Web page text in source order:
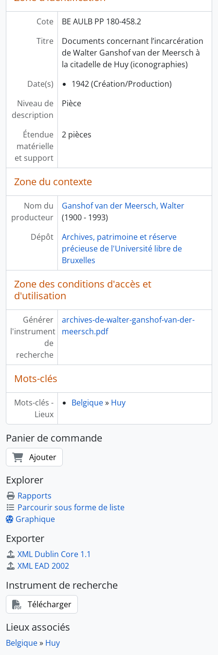
VI. Documents photographiques liés aux activités universitaires, académiques et judiciaires
VII. Fonctions honorifiques, nominations, reconnaissances de statuts, distinctions et médailles
IX. Dossiers retrouvés dans le bureau de Walter Ganshof van der Meersch en vue de la rédaction de ses mémoires
X. Correspondance générale
XI. Addendum
Cote
BE AULB PP 180-458.2
Titre
Documents concernant l’incarcération
de Walter Ganshof van der Meersch à
la citadelle de Huy (iconographies)
Date(s)
1942 (Création/Production)
Niveau de
description
Pièce
Étendue
matérielle
et support
2 pièces
Zone du contexte
Nom du
producteur
Ganshof van der Meersch, Walter
(1900 - 1993)
Dépôt
Archives, patrimoine et réserve
précieuse de l'Université libre de
Bruxelles
Zone des conditions d'accès et
d'utilisation
Générer
l'instrument
de
recherche
archives-de-walter-ganshof-van-der-
meersch.pdf
Mots-clés
Mots-clés -
Lieux
Belgique» Huy
Panier de commande
Ajouter
Explorer
Rapports
Parcourir sous forme de liste
Graphique
Exporter
XML Dublin Core 1.1
XML EAD 2002
Instrument de recherche
Télécharger
Lieux associés
Belgique» Huy